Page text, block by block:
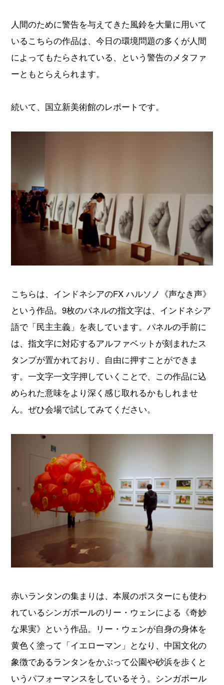
人間のために警告を与えてきた風鈴を大量に用いて
いるこちらの作品は、今日の環境問題の多くが人間
によってもたらされている、という警告のメタファ
ーともとらえられます。
続いて、国立新美術館のレポートです。
こちらは、インドネシアのFX ハルソノ《声なき声》
という作品。9枚のパネルの指文字は、インドネシア
語で「民主主義」を表しています。パネルの手前に
は、指文字に対応するアルファベットが刻まれたス
タンプが置かれており、自由に押すことができま
す。一文字一文字押していくことで、この作品に込
められた意味をより深く感じ取れるかもしれませ
ん。ぜひ会場で試してみてください。
赤いランタンの集まりは、本展のポスターにも使わ
れているシンガポールのリー・ウェンによる《奇妙
な果実》という作品。リー・ウェンが自身の身体を
黄色く塗って「イエローマン」となり、中国文化の
象徴であるランタンをかぶって公園や砂浜を歩くと
いうパフォーマンスをしているそう。シンガポール